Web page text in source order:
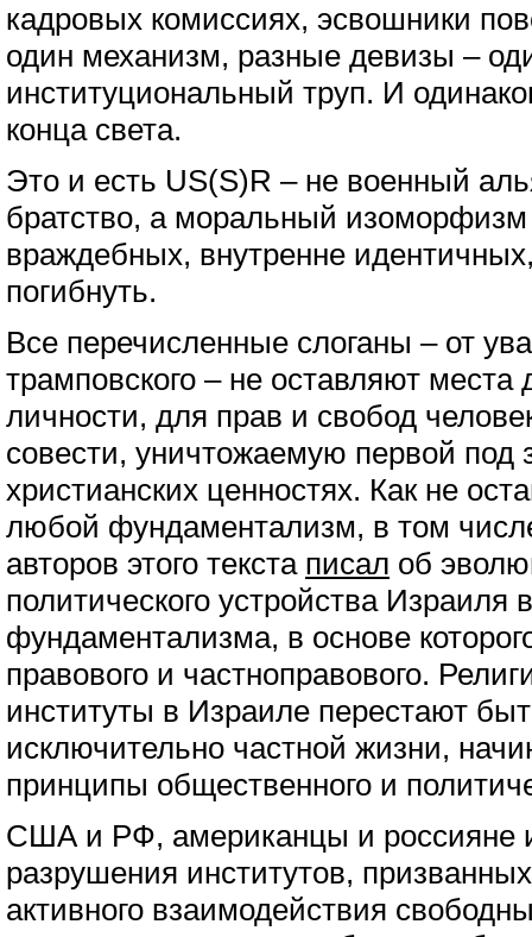
кадровых комиссиях, эсвошники
один механизм, разные девизы –
институциональный труп. И
конца света.
Это и есть US(S)R – не военный
братство, а моральный изоморфизм
враждебных, внутренне
погибнуть.
Все перечисленные слоганы – от
трамповского – не оставляют
личности, для прав и свобод
совести, уничтожаемую первой под
христианских ценностях. Как не
любой фундаментализм, в том
авторов этого текста писал об
политического устройства Израиля
фундаментализма, в основе
правового и частноправового.
институты в Израиле перестают
исключительно частной жизни,
принципы общественного и
США и РФ, американцы и россияне
разрушения институтов,
активного взаимодействия